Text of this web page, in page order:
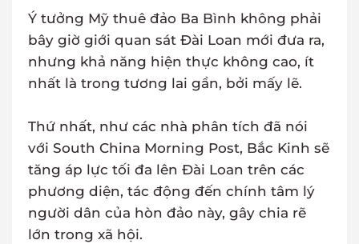
Ý tưởng Mỹ thuê đảo Ba Bình không phải
bây giờ giới quan sát Đài Loan mới đưa ra,
nhưng khả năng hiện thực không cao, ít
nhất là trong tương lai gần, bởi mấy lẽ.
Thứ nhất, như các nhà phân tích đã nói
với South China Morning Post, Bắc Kinh sẽ
tăng áp lực tối đa lên Đài Loan trên các
phương diện, tác động đến chính tâm lý
người dân của hòn đảo này, gây chia rẽ
lớn trong xã hội.